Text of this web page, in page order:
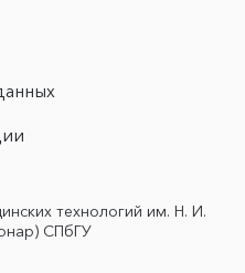
технологий им. Н. И.
СПбГУ